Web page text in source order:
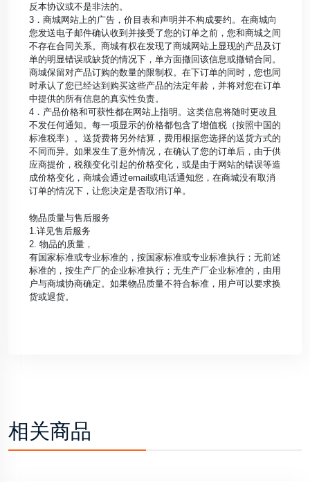
反本协议或不是非法的。
3．商城网站上的广告，价目表和声明并不构成要约。在商城向
您发送电子邮件确认收到并接受了您的订单之前，您和商城之间
不存在合同关系。商城有权在发现了商城网站上显现的产品及订
单的明显错误或缺货的情况下，单方面撤回该信息或撤销合同。
商城保留对产品订购的数量的限制权。在下订单的同时，您也同
时承认了您已经达到购买这些产品的法定年龄，并将对您在订单
中提供的所有信息的真实性负责。
4．产品价格和可获性都在网站上指明。这类信息将随时更改且
不发任何通知。每一项显示的价格都包含了增值税（按照中国的
标准税率）。送货费将另外结算，费用根据您选择的送货方式的
不同而异。如果发生了意外情况，在确认了您的订单后，由于供
应商提价，税额变化引起的价格变化，或是由于网站的错误等造
成价格变化，商城会通过email或电话通知您，在商城没有取消
订单的情况下，让您决定是否取消订单。
物品质量与售后服务
1.详见售后服务
2. 物品的质量，
有国家标准或专业标准的，按国家标准或专业标准执行；无前述
标准的，按生产厂的企业标准执行；无生产厂企业标准的，由用
户与商城协商确定。如果物品质量不符合标准，用户可以要求换
货或退货。
相关商品